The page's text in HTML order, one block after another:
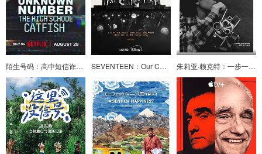
陌生号码：高中短信诈骗疑云 SEVENTEEN：Our Chapter 朱莉亚·赖克特：一步一脚印